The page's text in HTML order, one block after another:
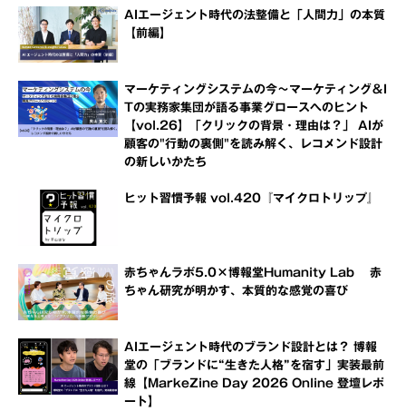
AIエージェント時代の法整備と「人間力」の本質
【前編】
マーケティングシステムの今～マーケティング＆I
Tの実務家集団が語る事業グロースへのヒント
【vol.26】「クリックの背景・理由は？」 AIが
顧客の"行動の裏側"を読み解く、レコメンド設計
の新しいかたち
ヒット習慣予報 vol.420『マイクロトリップ』
赤ちゃんラボ5.0×博報堂Humanity Lab 赤
ちゃん研究が明かす、本質的な感覚の喜び
AIエージェント時代のブランド設計とは？ 博報
堂の「ブランドに“生きた人格”を宿す」実装最前
線【MarkeZine Day 2026 Online 登壇レポ
ート】